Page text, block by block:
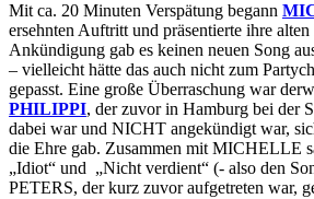
Mit ca. 20 Minuten Verspätung begann
ersehnten Auftritt und präsentierte ihre
Ankündigung gab es keinen neuen Song
– vielleicht hätte das auch nicht zum
gepasst. Eine große Überraschung war
PHILIPPI, der zuvor in Hamburg bei der
dabei war und NICHT angekündigt war,
die Ehre gab. Zusammen mit MICHELLE
„Idiot“ und „Nicht verdient“ (- also den
PETERS, der kurz zuvor aufgetreten war,